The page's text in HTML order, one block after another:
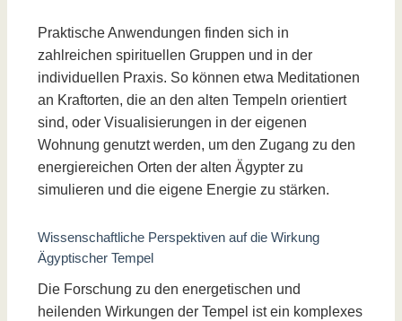
Praktische Anwendungen finden sich in
zahlreichen spirituellen Gruppen und in der
individuellen Praxis. So können etwa Meditationen
an Kraftorten, die an den alten Tempeln orientiert
sind, oder Visualisierungen in der eigenen
Wohnung genutzt werden, um den Zugang zu den
energiereichen Orten der alten Ägypter zu
simulieren und die eigene Energie zu stärken.
Wissenschaftliche Perspektiven auf die Wirkung
Ägyptischer Tempel
Die Forschung zu den energetischen und
heilenden Wirkungen der Tempel ist ein komplexes